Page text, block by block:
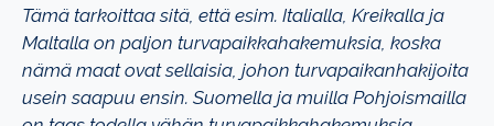
Tämä tarkoittaa sitä, että esim. Italialla, Kreikalla ja
Maltalla on paljon turvapaikkahakemuksia, koska
nämä maat ovat sellaisia, johon turvapaikanhakijoita
usein saapuu ensin. Suomella ja muilla Pohjoismailla